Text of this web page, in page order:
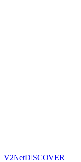
V2NetDISCOVER